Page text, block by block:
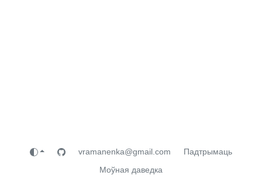
vramanenka@gmail.com
Падтрымаць
Моўная даведка